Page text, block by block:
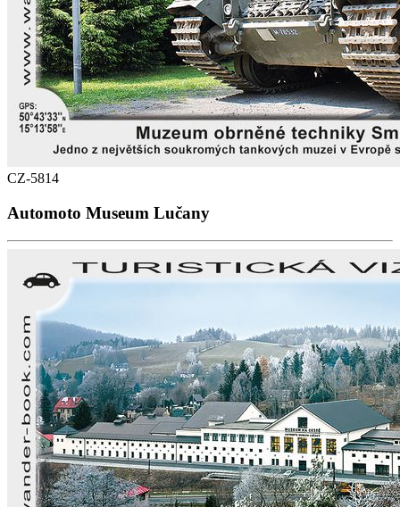
CZ-5814
Automoto Museum Lučany